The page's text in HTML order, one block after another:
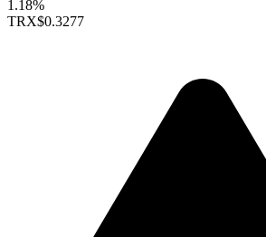
1.18%
TRX$0.3277